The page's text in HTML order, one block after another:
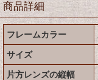
商品詳細
フレームカラー
サイズ
片方レンズの縦幅